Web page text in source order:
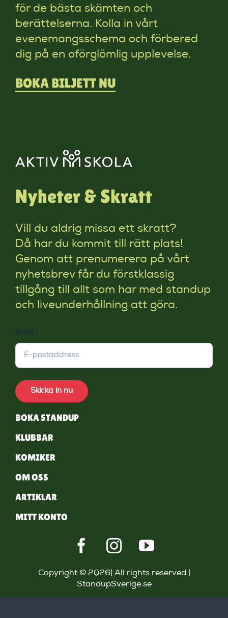
för de bästa skämten och
berättelserna. Kolla in vårt
evenemangsschema och förbered
dig på en oförglömlig upplevelse.
BOKA BILJETT NU
Nyheter & Skratt
Vill du aldrig missa ett skratt?
Då har du kommit till rätt plats!
Genom att prenumerera på vårt
nyhetsbrev får du förstklassig
tillgång till allt som har med standup
och liveunderhållning att göra.
Email *
Skicka in nu
BOKA STANDUP
KLUBBAR
KOMIKER
OM OSS
ARTIKLAR
MITT KONTO
Copyright © 2026| All rights reserved |
StandupSverige.se